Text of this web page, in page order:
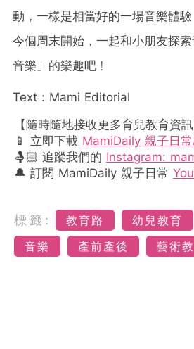
動，一樣是相當好的一場音樂體
今個周末開始，一起和小朋友探
音樂」的樂趣吧﹗
Text：Mami Editorial
【隨時隨地接收更多育兒教育資訊
📱 立即下載 MamiDaily 親子日
🤱🏻 追蹤我們的 Instagram:
🔔 訂閱 MamiDaily 親子日常
標籤: 教育路 幼兒教育
音樂
產前產後 藝術